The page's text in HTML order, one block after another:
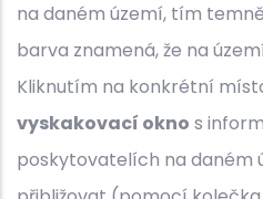
na daném území, tím
barva znamená, že na
Kliknutím na konkrétní
vyskakovací okno s
poskytovatelích na daném